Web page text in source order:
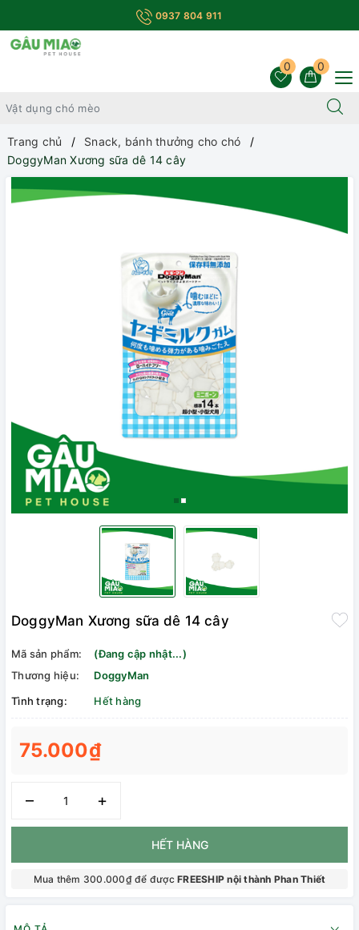
0937 804 911
0
0
Trang chủ
Snack, bánh thưởng cho chó
DoggyMan Xương sữa dê 14 cây
DoggyMan Xương sữa dê 14 cây
Mã sản phẩm:
(Đang cập nhật...)
Thương hiệu:
DoggyMan
Tình trạng:
Hết hàng
75.000₫
– +
HẾT HÀNG
Mua thêm 300.000₫ để đượcFREESHIP nội thành Phan Thiết